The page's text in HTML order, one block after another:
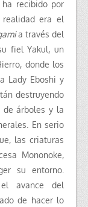
recibido por
era el
a través del
fiel Yakul, un
donde los
Lady Eboshi y
destruyendo
de árboles y la
En serio
las criaturas
Mononoke,
su entorno.
avance del
de hacer lo